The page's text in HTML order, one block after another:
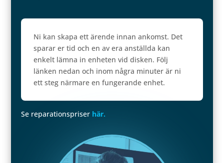
Ni kan skapa ett ärende innan ankomst. Det
sparar er tid och en av era anställda kan
enkelt lämna in enheten vid disken. Följ
länken nedan och inom några minuter är ni
ett steg närmare en fungerande enhet.
Se reparationspriser här.